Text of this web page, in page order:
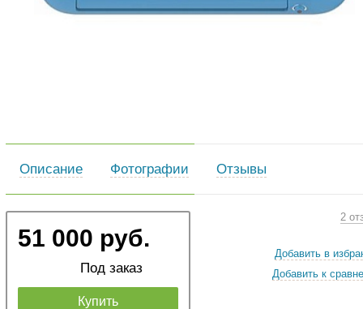
Описание Фотографии Отзывы
51 000 руб.
Под заказ
Купить
2
Добавить в
Добавить к